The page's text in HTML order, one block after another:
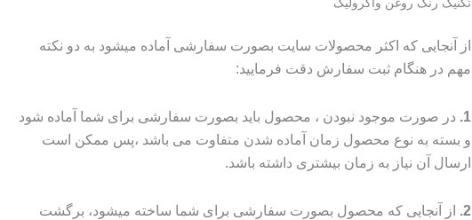
از آنجایی که اکثر محصولات سایت بصورت سفارشی آماده میشود به دو نکته
مهم در هنگام ثبت سفارش دقت فرمایید:
1. در صورت موجود نبودن ، محصول باید بصورت سفارشی برای شما آماده شود
و بسته به نوع محصول زمان آماده شدن متفاوت می باشد ،پس ممکن است
ارسال آن نیاز به زمان بیشتری داشته باشد.
2.
از آنجایی که محصول بصورت سفارشی برای شما ساخته میشود، برگشت